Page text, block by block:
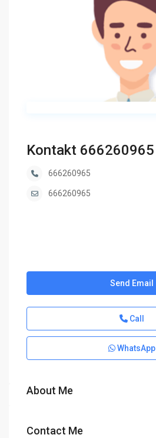
Kontakt 666260965
666260965
666260965
Send Email
Call
WhatsApp
About Me
Contact Me